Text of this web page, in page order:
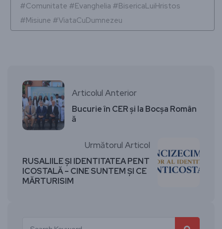
#Comunitate #Evanghelia #BisericaLuiHristos
#Misiune #ViataCuDumnezeu
Articolul Anterior
Bucurie în CER și la Bocșa Român
ă
Următorul Articol
RUSALIILE ȘI IDENTITATEA PENT
ICOSTALĂ – CINE SUNTEM ȘI CE
MĂRTURISIM